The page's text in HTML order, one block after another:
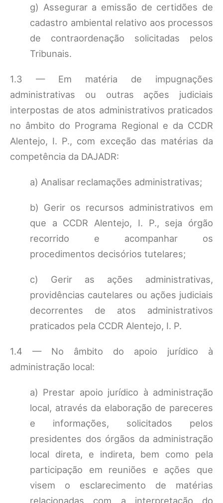
g) Assegurar a emissão de certidões de
cadastro ambiental relativo aos processos
de contraordenação solicitadas pelos
Tribunais.
1.3 — Em matéria de impugnações
administrativas ou outras ações judiciais
interpostas de atos administrativos praticados
no âmbito do Programa Regional e da CCDR
Alentejo, I. P., com exceção das matérias da
competência da DAJADR:
a) Analisar reclamações administrativas;
b) Gerir os recursos administrativos em
que a CCDR Alentejo, I. P., seja órgão
recorrido e acompanhar os
procedimentos decisórios tutelares;
c) Gerir as ações administrativas,
providências cautelares ou ações judiciais
decorrentes de atos administrativos
praticados pela CCDR Alentejo, I. P.
1.4 — No âmbito do apoio jurídico à
administração local:
a) Prestar apoio jurídico à administração
local, através da elaboração de pareceres
e informações, solicitados pelos
presidentes dos órgãos da administração
local direta, e indireta, bem como pela
participação em reuniões e ações que
visem o esclarecimento de matérias
relacionadas com a interpretação do